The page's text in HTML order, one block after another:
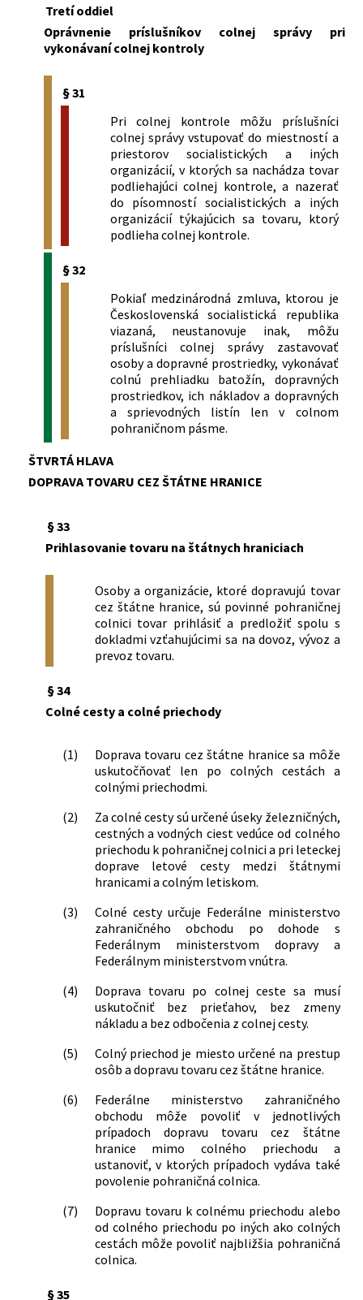
Tretí oddiel
Oprávnenie príslušníkov colnej správy pri
vykonávaní colnej kontroly
§ 31
Pri colnej kontrole môžu príslušníci
colnej správy vstupovať do miestností a
priestorov socialistických a iných
organizácií, v ktorých sa nachádza tovar
podliehajúci colnej kontrole, a nazerať
do písomností socialistických a iných
organizácií týkajúcich sa tovaru, ktorý
podlieha colnej kontrole.
§ 32
Pokiaľ medzinárodná zmluva, ktorou je
Československá socialistická republika
viazaná, neustanovuje inak, môžu
príslušníci colnej správy zastavovať
osoby a dopravné prostriedky, vykonávať
colnú prehliadku batožín, dopravných
prostriedkov, ich nákladov a dopravných
a sprievodných listín len v colnom
pohraničnom pásme.
ŠTVRTÁ HLAVA
DOPRAVA TOVARU CEZ ŠTÁTNE HRANICE
§ 33
Prihlasovanie tovaru na štátnych hraniciach
Osoby a organizácie, ktoré dopravujú tovar
cez štátne hranice, sú povinné pohraničnej
colnici tovar prihlásiť a predložiť spolu s
dokladmi vzťahujúcimi sa na dovoz, vývoz a
prevoz tovaru.
§ 34
Colné cesty a colné priechody
(1)
Doprava tovaru cez štátne hranice sa môže
uskutočňovať len po colných cestách a
colnými priechodmi.
(2)
Za colné cesty sú určené úseky železničných,
cestných a vodných ciest vedúce od colného
priechodu k pohraničnej colnici a pri leteckej
doprave letové cesty medzi štátnymi
hranicami a colným letiskom.
(3)
Colné cesty určuje Federálne ministerstvo
zahraničného obchodu po dohode s
Federálnym ministerstvom dopravy a
Federálnym ministerstvom vnútra.
(4)
Doprava tovaru po colnej ceste sa musí
uskutočniť bez prieťahov, bez zmeny
nákladu a bez odbočenia z colnej cesty.
(5)
Colný priechod je miesto určené na prestup
osôb a dopravu tovaru cez štátne hranice.
(6)
Federálne ministerstvo zahraničného
obchodu môže povoliť v jednotlivých
prípadoch dopravu tovaru cez štátne
hranice mimo colného priechodu a
ustanoviť, v ktorých prípadoch vydáva také
povolenie pohraničná colnica.
(7)
Dopravu tovaru k colnému priechodu alebo
od colného priechodu po iných ako colných
cestách môže povoliť najbližšia pohraničná
colnica.
§ 35